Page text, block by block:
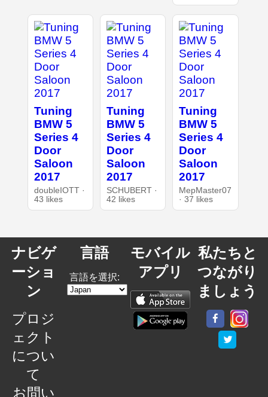
Tuning
BMW 5
Series 4
Door
Saloon
2017
doubleIOTT ·
43 likes
Tuning
BMW 5
Series 4
Door
Saloon
2017
SCHUBERT ·
42 likes
Tuning
BMW 5
Series 4
Door
Saloon
2017
MepMaster07
· 37 likes
ナビゲ
ーショ
ン
プロジ
ェクト
につい
て
お問い
言語
言語を選択:
モバイル
アプリ
私たちと
つながり
ましょう